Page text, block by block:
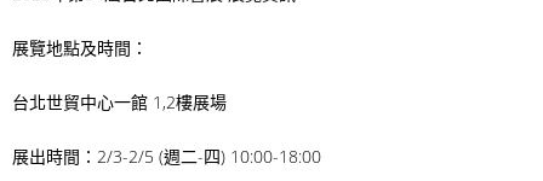
展覽地點及時間：
台北世貿中心一館 1,2樓展場
展出時間：2/3-2/5 (週二-四) 10:00-18:00